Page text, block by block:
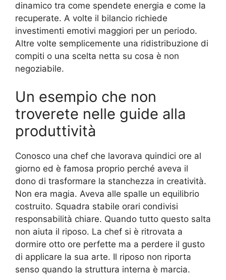
dinamico tra come spendete energia e come la
recuperate. A volte il bilancio richiede
investimenti emotivi maggiori per un periodo.
Altre volte semplicemente una ridistribuzione di
compiti o una scelta netta su cosa è non
negoziabile.
Un esempio che non
troverete nelle guide alla
produttività
Conosco una chef che lavorava quindici ore al
giorno ed è famosa proprio perché aveva il
dono di trasformare la stanchezza in creatività.
Non era magia. Aveva alle spalle un equilibrio
costruito. Squadra stabile orari condivisi
responsabilità chiare. Quando tutto questo salta
non aiuta il riposo. La chef si è ritrovata a
dormire otto ore perfette ma a perdere il gusto
di applicare la sua arte. Il riposo non riporta
senso quando la struttura interna è marcia.